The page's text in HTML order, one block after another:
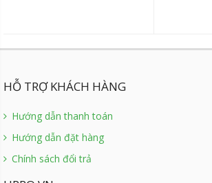
HỖ TRỢ KHÁCH HÀNG
Hướng dẫn thanh toán
Hướng dẫn đặt hàng
Chính sách đổi trả